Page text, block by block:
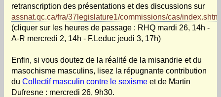
retranscription des présentations et des discussions sur
assnat.qc.ca/fra/37legislature1/commissions/cas/
(cliquer sur les heures de passage : RHQ mardi 26, 14h -
A-R mercredi 2, 14h - F.Leduc jeudi 3, 17h)
Enfin, si vous doutez de la réalité de la misandrie et du
masochisme masculins, lisez la répugnante contribution
du Collectif masculin contre le sexisme et de Martin
Dufresne : mercredi 26, 9h30.